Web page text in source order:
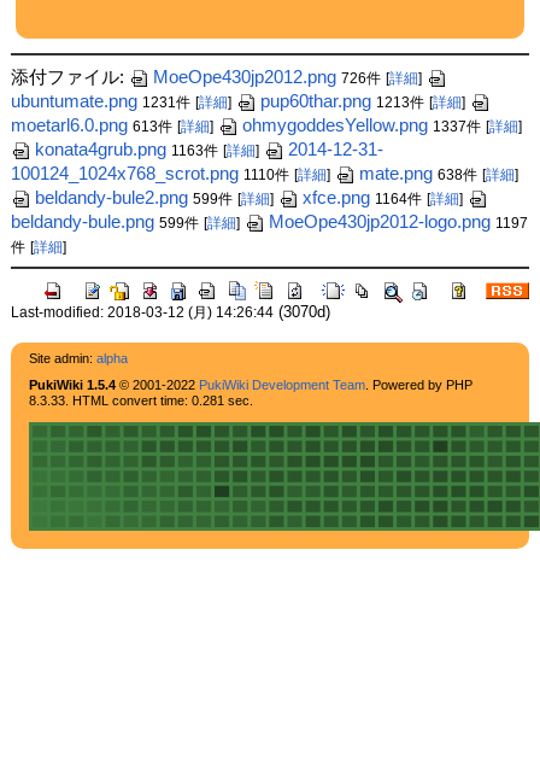
添付ファイル: MoeOpe430jp2012.png 726件 [詳細]
ubuntumate.png 1231件 [詳細] pup60thar.png 1213件 [詳細]
moetarl6.0.png 613件 [詳細] ohmygoddesYellow.png 1337件 [詳細]
konata4grub.png 1163件 [詳細]
2014-12-31-
100124_1024x768_scrot.png 1110件 [詳細] mate.png 638件 [詳細]
beldandy-bule2.png 599件 [詳細] xfce.png 1164件 [詳細]
beldandy-bule.png 599件 [詳細] MoeOpe430jp2012-logo.png 1197
件 [詳細]
Last-modified: 2018-03-12 (月) 14:26:44(3070d)
Site admin: alpha
PukiWiki 1.5.4© 2001-2022 PukiWiki Development Team. Powered by PHP
8.3.33. HTML convert time: 0.281 sec.